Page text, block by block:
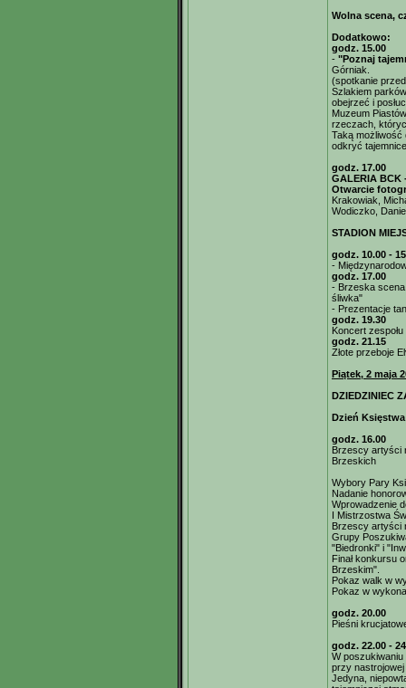
Wolna scena,
Dodatkowo:
godz. 15.00
- "Poznaj
Górniak.
(spotkanie
Szlakiem
obejrzeć i
Muzeum
rzeczach,
Taką możliwość
odkryć
godz. 17.00
GALERIA BCK
Otwarcie
Krakowiak,
Wodiczko,
STADION
godz. 10.00 -
-
godz. 17.00
- Brzeska
śliwka"
- Prezentacje
godz. 19.30
Koncert
godz. 21.15
Złote przeboje
Piątek, 2 maja
DZIEDZINIEC
Dzień
godz. 16.00
Brzescy artyści
Brzeskich
Wybory Pary
Nadanie
Wprowadzenie
I Mistrzostwa
Brzescy artyści
Grupy
"Biedronki" i
Finał konkursu
Brzeskim".
Pokaz walk w
Pokaz w
godz. 20.00
Pieśni
godz. 22.00 -
W
przy
Jedyna,